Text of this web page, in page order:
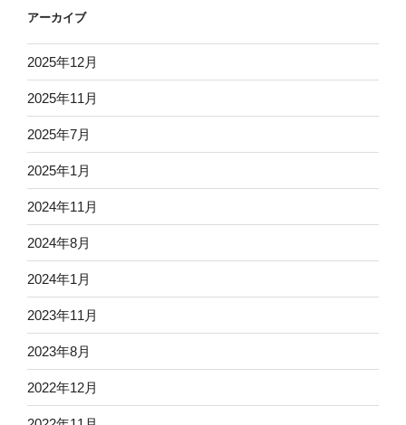
アーカイブ
2025年12月
2025年11月
2025年7月
2025年1月
2024年11月
2024年8月
2024年1月
2023年11月
2023年8月
2022年12月